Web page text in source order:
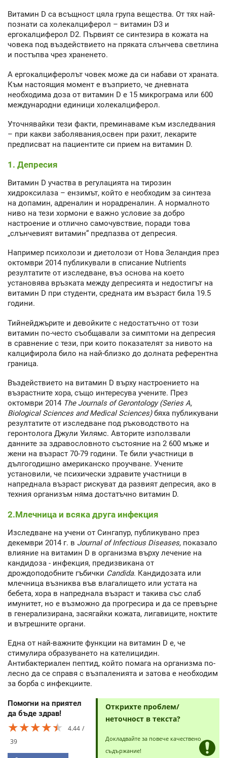
Витамин D са всъщност цяла група вещества. От тях най-
познати са холекалциферол – витамин D3 и
ергокалциферол D2. Първият се синтезира в кожата на
човека под въздействието на пряката слънчева светлина
и постъпва чрез храненето.
А ергокалциферолът човек може да си набави от храната.
Към настоящия момент е възприето, че дневната
необходима доза от витамин D е 15 микрограма или 600
международни единици холекалциферол.
Уточнявайки тези факти, преминаваме към изследвания
– при какви заболявания,освен при рахит, лекарите
предписват на пациентите си прием на витамин D.
1. Депресия
Витамин D участва в регулацията на тирозин
хидроксилаза – ензимът, който е необходим за синтеза
на допамин, адреналин и норадреналин. А нормалното
ниво на тези хормони е важно условие за добро
настроение и отлично самочувствие, поради това
„слънчевият витамин“ предпазва от депресия.
Например психолози и диетолози от Нова Зеландия през
октомври 2014 публикували в списание Nutrients
резултатите от изследване, въз основа на което
установява връзката между депресията и недостигът на
витамин D при студенти, средната им възраст била 19.5
години.
Тийнейджърите и девойките с недостатъчно от този
витамин по-често съобщавали за симптоми на депресия
в сравнение с тези, при които показателят за нивото на
калцифирола било на най-близко до долната референтна
граница.
Въздействието на витамин D върху настроението на
възрастните хора, също интересува учените. През
октомври 2014 The Journals of Gerontology (Series A,
Biological Sciences and Medical Sciences)бяха публикувани
резултатите от изследване под ръководството на
геронтолога Джули Уилямс. Авторите използвали
данните за здравословното състояние на 2 600 мъже и
жени на възраст 70-79 години. Те били участници в
дългогодишно американско проучване. Учените
установили, че психически здравите участници в
напреднала възраст рискуват да развият депресия, ако в
техния организъм няма достатъчно витамин D.
2.Млечница и всяка друга инфекция
Изследване на учени от Сингапур, публикувано през
декември 2014 г. в Journal ofInfectious Diseases, показало
влияние на витамин D в организма върху лечение на
кандидоза - инфекция, предизвикана от
дрождоподобните гъбички Candida. Кандидозата или
млечница възниква във влагалището или устата на
бебета, хора в напреднала възраст и такива със слаб
имунитет, но е възможно да прогресира и да се превърне
в генерализирана, засягайки кожата, лигавиците, ноктите
и вътрешните органи.
Една от най-важните функции на витамин D е, че
стимулира образуването на кателицидин.
Антибактериален пептид, който помага на организма по-
лесно да се справя с възпаленията и затова е необходим
за борба с инфекциите.
Помогни на приятел
да бъде здрав!
★★★★★
★★★★★
★★★★★
4.44
39
Открихте проблем/
неточност в текста?
Докладвайте за повече качествено
съдържание!